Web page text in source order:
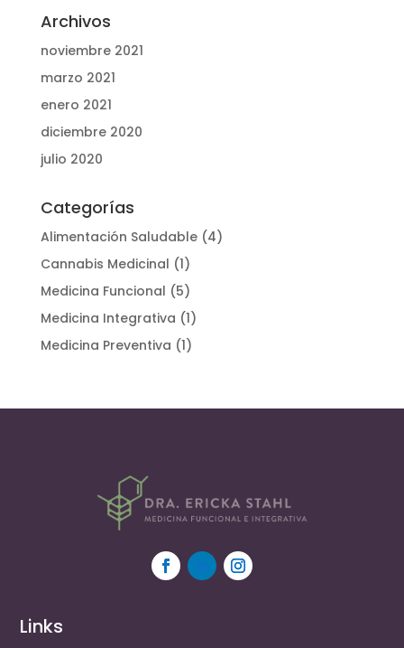
Archivos
noviembre 2021
marzo 2021
enero 2021
diciembre 2020
julio 2020
Categorías
Alimentación Saludable(4)
Cannabis Medicinal (1)
Medicina Funcional (5)
Medicina Integrativa (1)
Medicina Preventiva (1)
Links